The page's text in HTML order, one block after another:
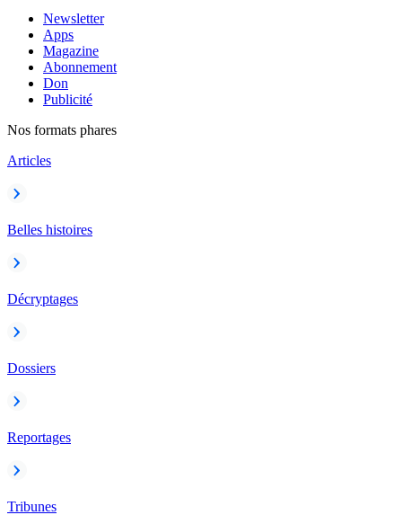
Newsletter
Apps
Magazine
Abonnement
Don
Publicité
Nos formats phares
Articles
Belles histoires
Décryptages
Dossiers
Reportages
Tribunes